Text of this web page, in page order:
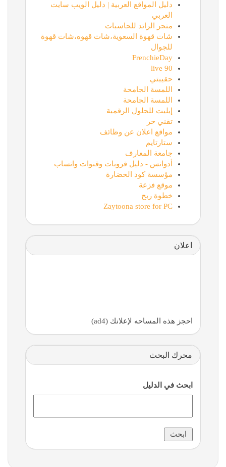
دليل المواقع العربية | دليل الويب سايت
العربي
متجر الرائد للحاسبات
شات قهوة السعوية،شات قهوه،شات قهوة
للجوال
FrenchieDay
90 live
حقيبتي
اللمسة الجامحة
اللمسة الجامحة
إيليت للحلول الرقمية
تقني حر
مواقع اعلان عن وظائف
ستارتايم
جامعة المعارف
أدواتس - دليل قروبات وقنوات واتساب
مؤسسة كود الحضارة
موقع فزعة
خطوة ربح
Zaytoona store for PC
اعلان
احجز هذه المساحه لإعلانك (ad4)
محرك البحث
ابحث في الدليل